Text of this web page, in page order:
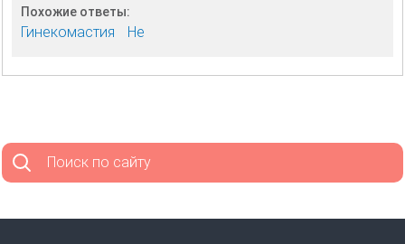
Похожие ответы:
Гинекомастия Не
Поиск по сайту